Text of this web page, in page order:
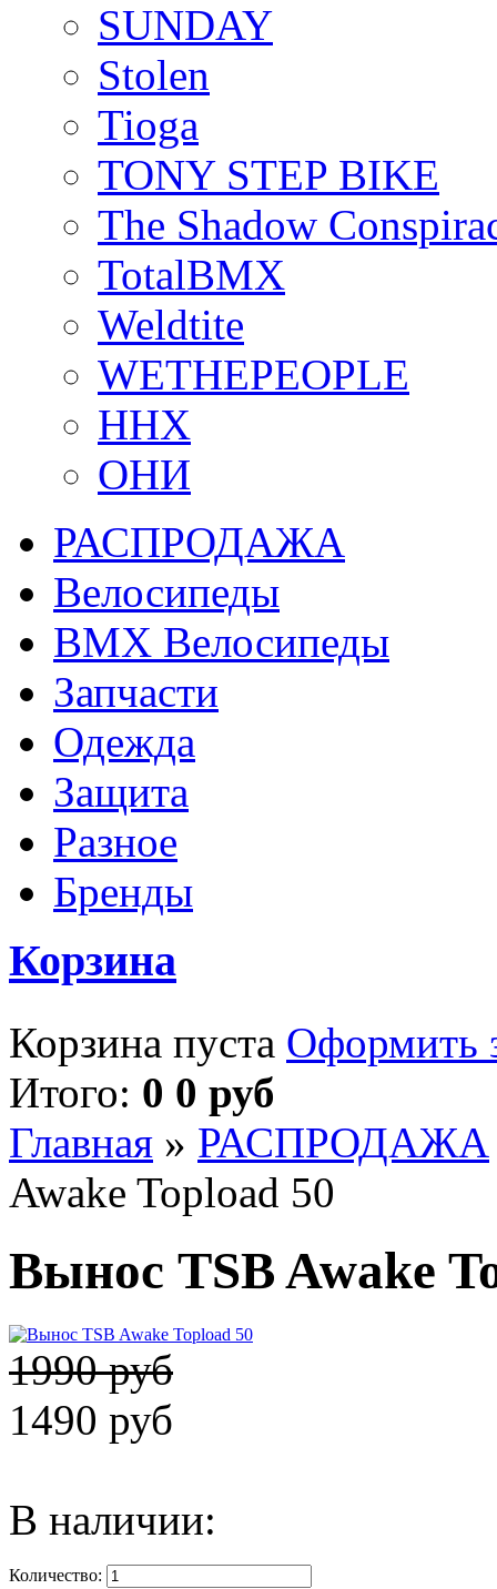
SUNDAY
Stolen
Tioga
TONY STEP BIKE
The Shadow
TotalBMX
Weldtite
WETHEPEOPLE
ННХ
ОНИ
РАСПРОДАЖА
Велосипеды
BMX Велосипеды
Запчасти
Одежда
Защита
Разное
Бренды
Корзина
Корзина пуста Оформить
Итого: 0 0 руб
Главная » РАСПРОДАЖА
Awake Topload 50
Вынос TSB Awake
1990 руб
1490 руб
В наличии:
Количество: